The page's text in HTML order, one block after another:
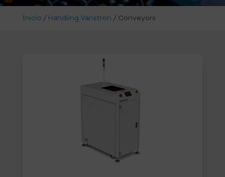
Inicio / Handling Vanstron / Conveyors